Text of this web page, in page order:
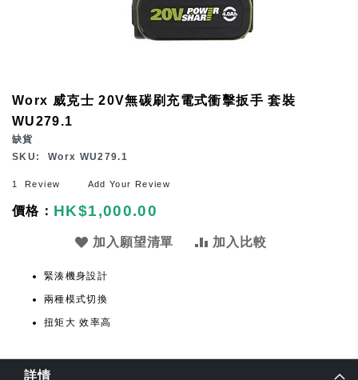
Worx 威克士 20V無碳刷充電式衝擊扳手 套裝
WU279.1
缺貨
SKU
Worx WU279.1
1 Review Add Your Review
HK$1,000.00
加入願望清單 加入比較
緊湊機身設計
兩種模式切換
扭矩大 效率高
the
beginning
images
詳情